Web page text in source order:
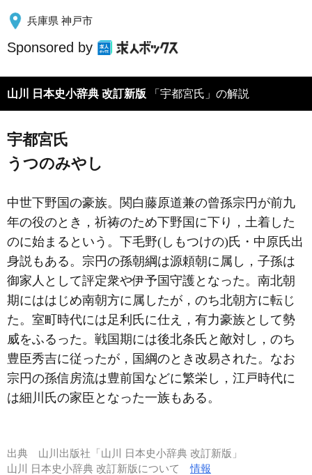
兵庫県 神戸市
Sponsored by
山川 日本史小辞典 改訂新版 「宇都宮氏」の解説
宇都宮氏
うつのみやし
中世下野国の豪族。関白藤原道兼の曾孫宗円が前九
年の役のとき，祈祷のため下野国に下り，土着した
のに始まるという。下毛野(しもつけの)氏・中原氏出
身説もある。宗円の孫朝綱は源頼朝に属し，子孫は
御家人として評定衆や伊予国守護となった。南北朝
期にははじめ南朝方に属したが，のち北朝方に転じ
た。室町時代には足利氏に仕え，有力豪族として勢
威をふるった。戦国期には後北条氏と敵対し，のち
豊臣秀吉に従ったが，国綱のとき改易された。なお
宗円の孫信房流は豊前国などに繁栄し，江戸時代に
は細川氏の家臣となった一族もある。
出典 山川出版社「山川 日本史小辞典 改訂新版」
山川 日本史小辞典 改訂新版について情報